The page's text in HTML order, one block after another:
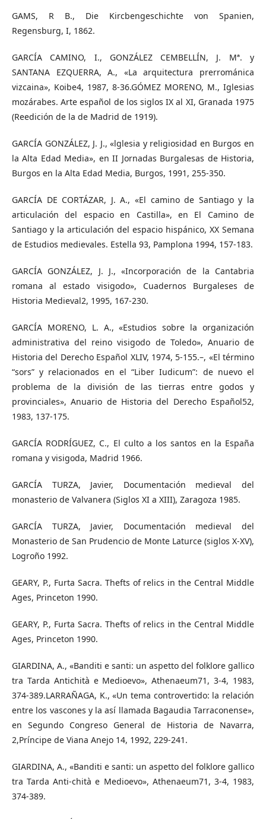
GAMS, R B., Die Kircbengeschichte von Spanien,
Regensburg, I, 1862.
GARCÍA CAMINO, I., GONZÁLEZ CEMBELLÍN, J. Mª. y
SANTANA EZQUERRA, A., «La arquitectura prerrománica
vizcaina», Koibe4, 1987, 8-36.GÓMEZ MORENO, M., Iglesias
mozárabes. Arte español de los siglos IX al XI, Granada 1975
(Reedición de la de Madrid de 1919).
GARCÍA GONZÁLEZ, J. J., «lglesia y religiosidad en Burgos en
la Alta Edad Media», en II Jornadas Burgalesas de Historia,
Burgos en la Alta Edad Media, Burgos, 1991, 255-350.
GARCÍA DE CORTÁZAR, J. A., «El camino de Santiago y la
articulación del espacio en Castilla», en El Camino de
Santiago y la articulación del espacio hispánico, XX Semana
de Estudios medievales. Estella 93, Pamplona 1994, 157-183.
GARCÍA GONZÁLEZ, J. J., «Incorporación de la Cantabria
romana al estado visigodo», Cuadernos Burgaleses de
Historia Medieval2, 1995, 167-230.
GARCÍA MORENO, L. A., «Estudios sobre la organización
administrativa del reino visigodo de Toledo», Anuario de
Historia del Derecho Español XLIV, 1974, 5-155.–, «El término
“sors” y relacionados en el “Liber Iudicum”: de nuevo el
problema de la división de las tierras entre godos y
provinciales», Anuario de Historia del Derecho Español52,
1983, 137-175.
GARCÍA RODRÍGUEZ, C., El culto a los santos en la España
romana y visigoda, Madrid 1966.
GARCÍA TURZA, Javier, Documentación medieval del
monasterio de Valvanera (Siglos XI a XIII), Zaragoza 1985.
GARCÍA TURZA, Javier, Documentación medieval del
Monasterio de San Prudencio de Monte Laturce (siglos X-XV),
Logroño 1992.
GEARY, P., Furta Sacra. Thefts of relics in the Central Middle
Ages, Princeton 1990.
GEARY, P., Furta Sacra. Thefts of relics in the Central Middle
Ages, Princeton 1990.
GIARDINA, A., «Banditi e santi: un aspetto del folklore gallico
tra Tarda Antichità e Medioevo», Athenaeum71, 3-4, 1983,
374-389.LARRAÑAGA, K., «Un tema controvertido: la relación
entre los vascones y la así llamada Bagaudia Tarraconense»,
en Segundo Congreso General de Historia de Navarra,
2,Príncipe de Viana Anejo 14, 1992, 229-241.
GIARDINA, A., «Banditi e santi: un aspetto del folklore gallico
tra Tarda Anti-chità e Medioevo», Athenaeum71, 3-4, 1983,
374-389.